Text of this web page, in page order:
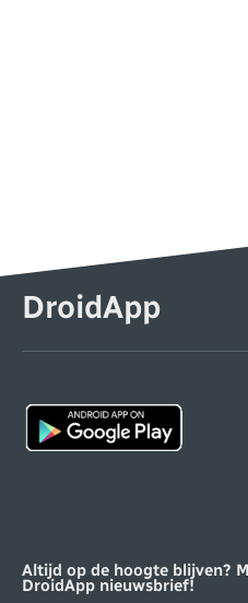
DroidApp
Altijd op de hoogte blijven?
DroidApp nieuwsbrief!